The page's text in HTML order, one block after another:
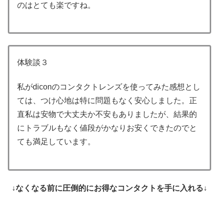
のはとても楽ですね。
体験談３
私がdiconのコンタクトレンズを使ってみた感想とし
ては、つけ心地は特に問題もなく安心しました。正
直私は安物で大丈夫か不安もありましたが、結果的
にトラブルもなく値段がかなりお安くできたのでと
ても満足しています。
↓なくなる前に圧倒的にお得なコンタクトを手に入れる↓